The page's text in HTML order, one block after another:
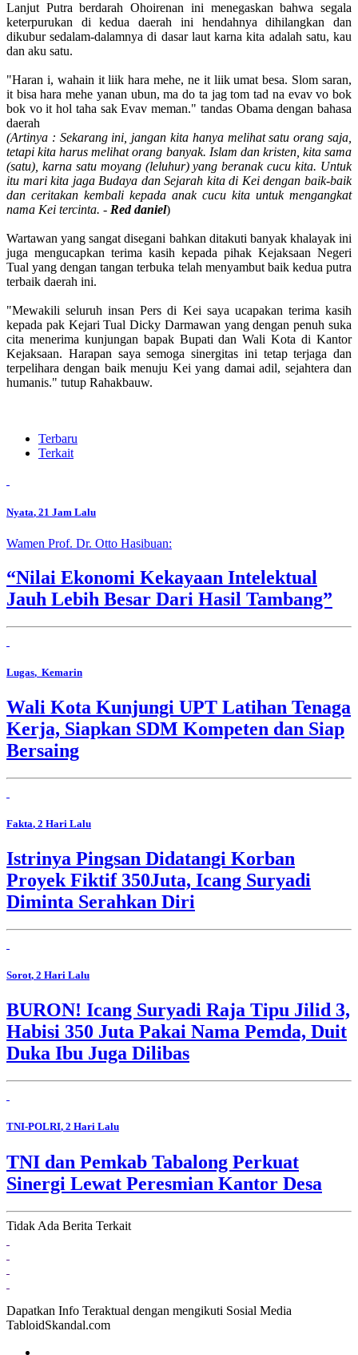
Lanjut Putra berdarah Ohoirenan ini menegaskan bahwa segala
keterpurukan di kedua daerah ini hendahnya dihilangkan dan
dikubur sedalam-dalamnya di dasar laut karna kita adalah satu, kau
dan aku satu.
"Haran i, wahain it liik hara mehe, ne it liik umat besa. Slom saran,
it bisa hara mehe yanan ubun, ma do ta jag tom tad na evav vo bok
bok vo it hol taha sak Evav meman." tandas Obama dengan bahasa
daerah
(Artinya : Sekarang ini, jangan kita hanya melihat satu orang saja,
tetapi kita harus melihat orang banyak. Islam dan kristen, kita sama
(satu), karna satu moyang (leluhur) yang beranak cucu kita. Untuk
itu mari kita jaga Budaya dan Sejarah kita di Kei dengan baik-baik
dan ceritakan kembali kepada anak cucu kita untuk mengangkat
nama Kei tercinta. - Red daniel)
Wartawan yang sangat disegani bahkan ditakuti banyak khalayak ini
juga mengucapkan terima kasih kepada pihak Kejaksaan Negeri
Tual yang dengan tangan terbuka telah menyambut baik kedua putra
terbaik daerah ini.
"Mewakili seluruh insan Pers di Kei saya ucapakan terima kasih
kepada pak Kejari Tual Dicky Darmawan yang dengan penuh suka
cita menerima kunjungan bapak Bupati dan Wali Kota di Kantor
Kejaksaan. Harapan saya semoga sinergitas ini tetap terjaga dan
terpelihara dengan baik menuju Kei yang damai adil, sejahtera dan
humanis." tutup Rahakbauw.
Terbaru
Terkait
Nyata, 21 Jam Lalu
Wamen Prof. Dr. Otto Hasibuan:
“Nilai Ekonomi Kekayaan Intelektual
Jauh Lebih Besar Dari Hasil Tambang”
Lugas, Kemarin
Wali Kota Kunjungi UPT Latihan Tenaga
Kerja, Siapkan SDM Kompeten dan Siap
Bersaing
Fakta, 2 Hari Lalu
Istrinya Pingsan Didatangi Korban
Proyek Fiktif 350Juta, Icang Suryadi
Diminta Serahkan Diri
Sorot, 2 Hari Lalu
BURON! Icang Suryadi Raja Tipu Jilid 3,
Habisi 350 Juta Pakai Nama Pemda, Duit
Duka Ibu Juga Dilibas
TNI-POLRI, 2 Hari Lalu
TNI dan Pemkab Tabalong Perkuat
Sinergi Lewat Peresmian Kantor Desa
Tidak Ada Berita Terkait
Dapatkan Info Teraktual dengan mengikuti Sosial Media
TabloidSkandal.com